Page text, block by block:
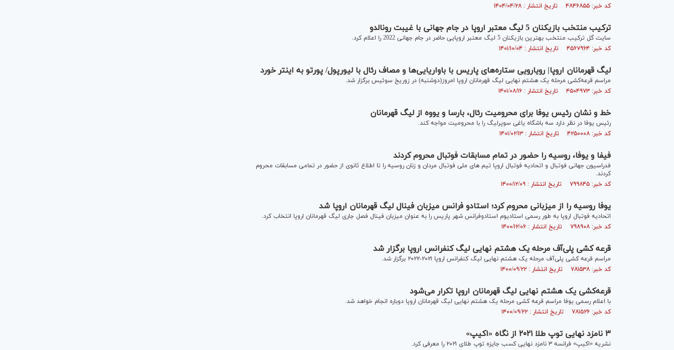
کد خبر: ۴۸۴۶۸۵۵ تاریخ انتشار : ۱۴۰۴/۰۴/۲۸
ترکیب منتخب بازیکنان 5 لیگ معتبر اروپا در جام جهانی با غیبت رونالدو
سایت گل ترکیب منتخب بهترین بازیکنان 5 لیگ معتبر اروپایی حاضر در جام جهانی 2022 را اعلام کرد.
کد خبر: ۴۵۶۷۹۶۴ تاریخ انتشار : ۱۴۰۱/۱۰/۰۴
لیگ قهرمانان اروپا| رویارویی ستاره‌های پاریس با باواریا‌یی‌ها و مصاف رئال با لیورپول/ پورتو به اینتر خورد
مراسم قرعه‌کشی مرحله یک هشتم نهایی لیگ قهرمانان اروپا امروز(دوشنبه) در زوریخ سوئیس برگزار شد.
کد خبر: ۴۵۰۴۹۷۳ تاریخ انتشار : ۱۴۰۱/۰۸/۱۶
خط و نشان رئیس یوفا برای محرومیت رئال، بارسا و یووه از لیگ قهرمانان
رئیس یوفا در نظر دارد سه باشگاه یاغی سوپرلیگ را با محرومیت مواجه کند.
کد خبر: ۴۲۵۰۰۰۸ تاریخ انتشار : ۱۴۰۱/۰۲/۱۳
فیفا و یوفا، روسیه را حضور در تمام مسابقات فوتبال محروم کردند
فدراسیون جهانی فوتبال و اتحادیه فوتبال اروپا تیم های ملی فوتبال مردان و زنان روسیه را تا اطلاع ثانوی از حضور در تمامی مسابقات محروم
کردند.
کد خبر: ۷۹۹۸۴۵ تاریخ انتشار : ۱۴۰۰/۱۲/۰۹
یوفا روسیه را از میزبانی محروم کرد؛ استادو فرانس میزبان فینال لیگ قهرمانان اروپا شد
اتحادیه فوتبال اروپا به طور رسمی استادیوم استادوفرانس شهر پاریس را به عنوان میزبان فینال فصل جاری لیگ قهرمانان اروپا انتخاب کرد.
کد خبر: ۷۹۸۹۰۸ تاریخ انتشار : ۱۴۰۰/۱۲/۰۶
قرعه کشی پلی‌آف مرحله یک هشتم نهایی لیگ کنفرانس اروپا برگزار شد
مراسم قرعه کشی پلی‌آف مرحله یک هشتم نهایی لیگ کنفرانس اروپا ۲۰۲۱-۲۰۲۲ برگزار شد.
کد خبر: ۷۸۱۵۳۸ تاریخ انتشار : ۱۴۰۰/۰۹/۲۲
قرعه‌کشی یک هشتم نهایی لیگ قهرمانان اروپا تکرار می‌شود
با اعلام رسمی یوفا مراسم قرعه کشی مرحله یک هشتم نهایی لیگ قهرمانان اروپا دوباره انجام خواهد شد.
کد خبر: ۷۸۱۵۲۶ تاریخ انتشار : ۱۴۰۰/۰۹/۲۲
۳ نامزد نهایی توپ طلا ۲۰۲۱ از نگاه «اکیپ»
نشریه «اکیپ» فرانسه ۳ نامزد نهایی کسب جایزه توپ طلای ۲۰۲۱ را معرفی کرد.